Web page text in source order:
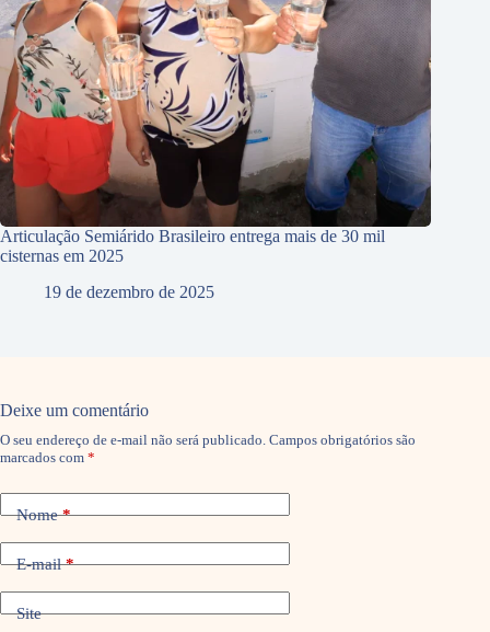
Articulação Semiárido Brasileiro entrega mais de 30 mil
cisternas em 2025
19 de dezembro de 2025
Deixe um comentário
O seu endereço de e-mail não será publicado. Campos obrigatórios são
marcados com *
Nome*
E-mail*
Site